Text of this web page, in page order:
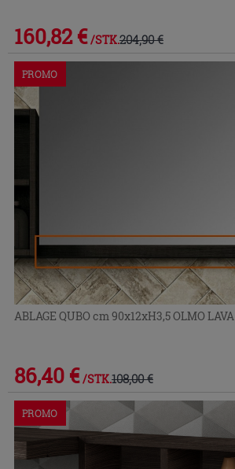
160,82 € /STK.204,90 €
PROMO
ABLAGE QUBO cm 90x12xH3,5 OLMO LAVA
86,40 € /STK.108,00 €
PROMO